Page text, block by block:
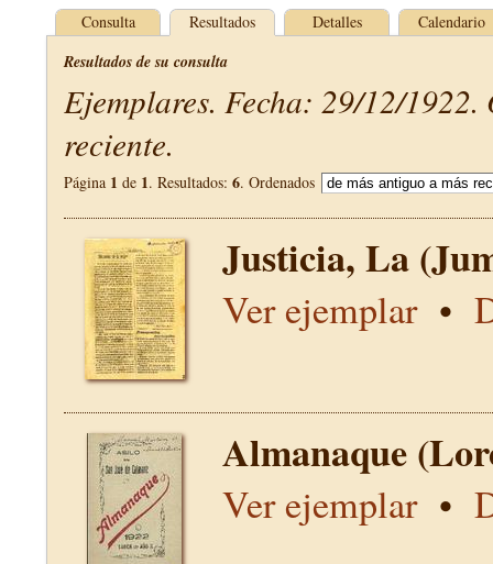
Consulta Resultados Detalles Calendario
Resultados de su consulta
Ejemplares. Fecha: 29/12/1922.
reciente.
Página 1 de 1. Resultados: 6. Ordenados
Justicia, La
Ver ejemplar•
Almanaque
Ver ejemplar•